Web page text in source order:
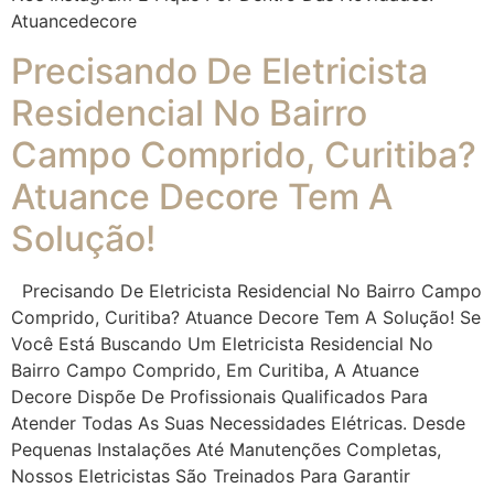
Atuancedecore
Precisando De Eletricista
Residencial No Bairro
Campo Comprido, Curitiba?
Atuance Decore Tem A
Solução!
Precisando De Eletricista Residencial No Bairro Campo
Comprido, Curitiba? Atuance Decore Tem A Solução! Se
Você Está Buscando Um Eletricista Residencial No
Bairro Campo Comprido, Em Curitiba, A Atuance
Decore Dispõe De Profissionais Qualificados Para
Atender Todas As Suas Necessidades Elétricas. Desde
Pequenas Instalações Até Manutenções Completas,
Nossos Eletricistas São Treinados Para Garantir